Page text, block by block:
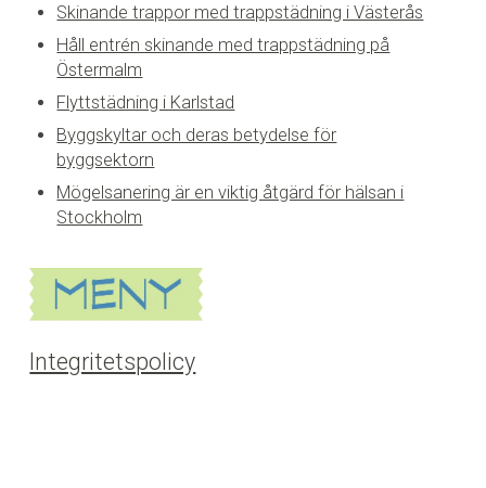
Skinande trappor med trappstädning i Västerås
Håll entrén skinande med trappstädning på
Östermalm
Flyttstädning i Karlstad
Byggskyltar och deras betydelse för
byggsektorn
Mögelsanering är en viktig åtgärd för hälsan i
Stockholm
Integritetspolicy